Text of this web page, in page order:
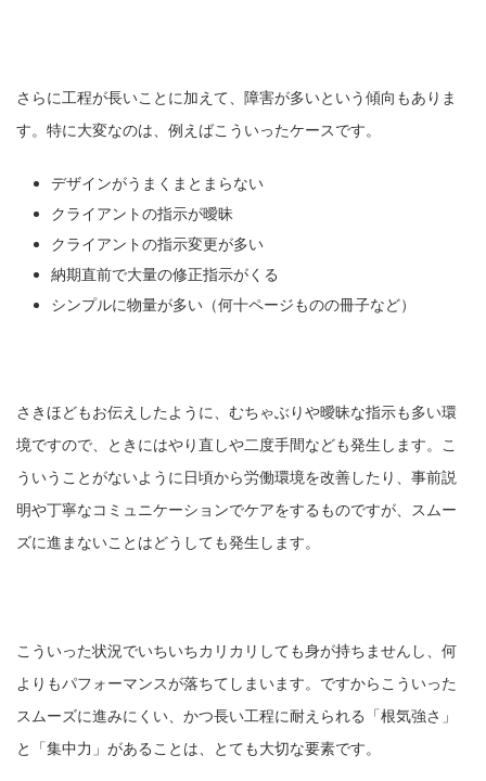
さらに工程が長いことに加えて、障害が多いという傾向もありま
す。特に大変なのは、例えばこういったケースです。
デザインがうまくまとまらない
クライアントの指示が曖昧
クライアントの指示変更が多い
納期直前で大量の修正指示がくる
シンプルに物量が多い（何十ページものの冊子など）
さきほどもお伝えしたように、むちゃぶりや曖昧な指示も多い環
境ですので、ときにはやり直しや二度手間なども発生します。こ
ういうことがないように日頃から労働環境を改善したり、事前説
明や丁寧なコミュニケーションでケアをするものですが、スムー
ズに進まないことはどうしても発生します。
こういった状況でいちいちカリカリしても身が持ちませんし、何
よりもパフォーマンスが落ちてしまいます。ですからこういった
スムーズに進みにくい、かつ長い工程に耐えられる「根気強さ」
と「集中力」があることは、とても大切な要素です。